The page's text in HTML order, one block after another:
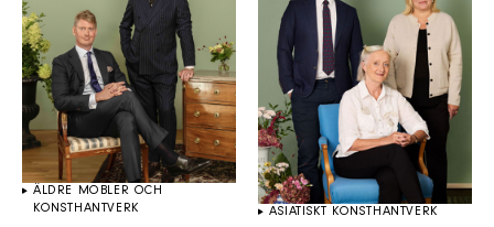
ÄLDRE MÖBLER OCH
KONSTHANTVERK
ASIATISKT KONSTHANTVERK